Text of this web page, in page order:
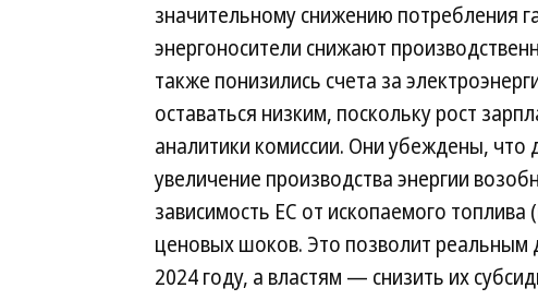
значительному снижению потребления
энергоносители снижают
также понизились счета за
оставаться низким, поскольку рост
аналитики комиссии. Они убеждены,
увеличение производства энергии
зависимость ЕС от ископаемого топлива
ценовых шоков. Это позволит реальным
2024 году, а властям — снизить их